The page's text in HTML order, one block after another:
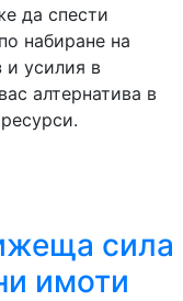
да спести
набиране на
и усилия в
алтернатива в
сила
имоти